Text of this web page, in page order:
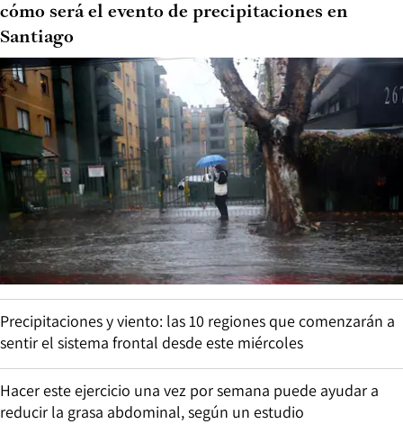
cómo será el evento de precipitaciones en
Santiago
Precipitaciones y viento: las 10 regiones que comenzarán a
sentir el sistema frontal desde este miércoles
Hacer este ejercicio una vez por semana puede ayudar a
reducir la grasa abdominal, según un estudio